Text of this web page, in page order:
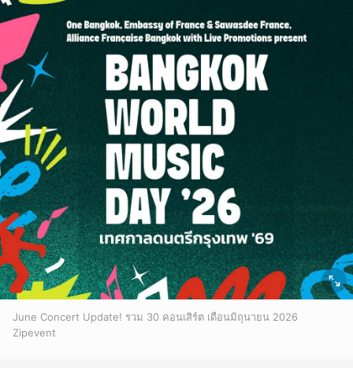
June Concert Update! รวม 30 คอนเสิร์ต เดือนมิถุนายน 2026
Zipevent